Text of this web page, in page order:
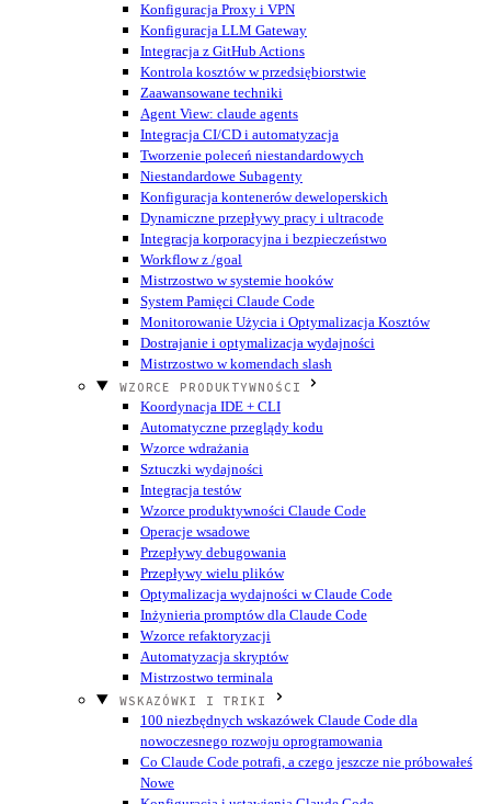
Konfiguracja Proxy i VPN
Konfiguracja LLM Gateway
Integracja z GitHub Actions
Kontrola kosztów w przedsiębiorstwie
Zaawansowane techniki
Agent View: claude agents
Integracja CI/CD i automatyzacja
Tworzenie poleceń niestandardowych
Niestandardowe Subagenty
Konfiguracja kontenerów deweloperskich
Dynamiczne przepływy pracy i ultracode
Integracja korporacyjna i bezpieczeństwo
Workflow z /goal
Mistrzostwo w systemie hooków
System Pamięci Claude Code
Monitorowanie Użycia i Optymalizacja Kosztów
Dostrajanie i optymalizacja wydajności
Mistrzostwo w komendach slash
WZORCE PRODUKTYWNOŚCI
Koordynacja IDE + CLI
Automatyczne przeglądy kodu
Wzorce wdrażania
Sztuczki wydajności
Integracja testów
Wzorce produktywności Claude Code
Operacje wsadowe
Przepływy debugowania
Przepływy wielu plików
Optymalizacja wydajności w Claude Code
Inżynieria promptów dla Claude Code
Wzorce refaktoryzacji
Automatyzacja skryptów
Mistrzostwo terminala
WSKAZÓWKI I TRIKI
100 niezbędnych wskazówek Claude Code dla
nowoczesnego rozwoju oprogramowania
Co Claude Code potrafi, a czego jeszcze nie próbowałeś
Nowe